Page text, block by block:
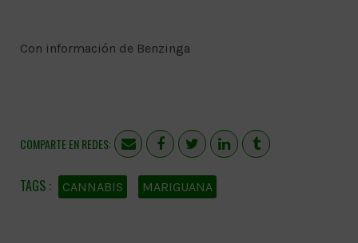
Con información de Benzinga
COMPARTE EN REDES:
CANNABIS MARIGUANA